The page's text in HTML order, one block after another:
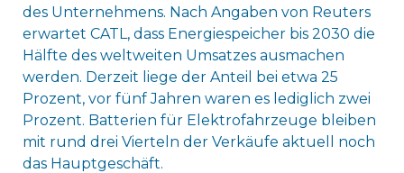
des Unternehmens. Nach Angaben von Reuters
erwartet CATL, dass Energiespeicher bis 2030 die
Hälfte des weltweiten Umsatzes ausmachen
werden. Derzeit liege der Anteil bei etwa 25
Prozent, vor fünf Jahren waren es lediglich zwei
Prozent. Batterien für Elektrofahrzeuge bleiben
mit rund drei Vierteln der Verkäufe aktuell noch
das Hauptgeschäft.